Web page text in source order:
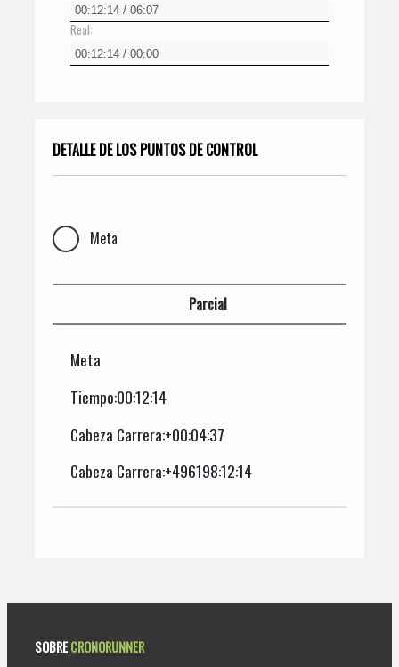
Real:
DETALLE DE LOS PUNTOS DE CONTROL
Meta
Parcial
Meta
Tiempo:00:12:14
Cabeza Carrera:+00:04:37
Cabeza Carrera:+496198:12:14
SOBRECRONORUNNER